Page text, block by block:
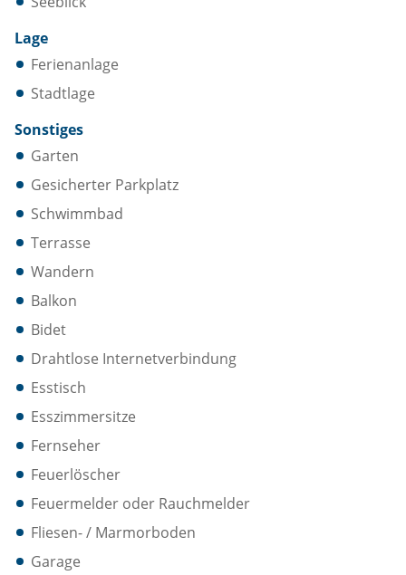
Lage
Ferienanlage
Stadtlage
Sonstiges
Garten
Gesicherter Parkplatz
Schwimmbad
Terrasse
Wandern
Balkon
Bidet
Drahtlose Internetverbindung
Esstisch
Esszimmersitze
Fernseher
Feuerlöscher
Feuermelder oder Rauchmelder
Fliesen- / Marmorboden
Garage